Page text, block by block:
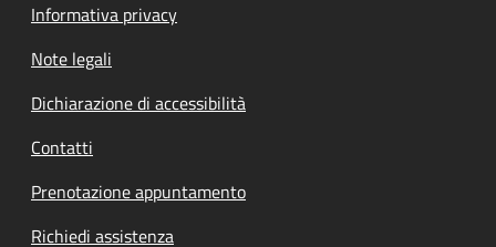
Informativa privacy
Note legali
Dichiarazione di accessibilità
Contatti
Prenotazione appuntamento
Richiedi assistenza